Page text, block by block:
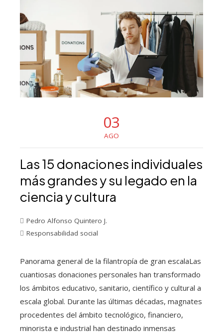
03
AGO
Las 15 donaciones individuales
más grandes y su legado en la
ciencia y cultura
Pedro Alfonso Quintero J.
Responsabilidad social
Panorama general de la filantropía de gran escalaLas
cuantiosas donaciones personales han transformado
los ámbitos educativo, sanitario, científico y cultural a
escala global. Durante las últimas décadas, magnates
procedentes del ámbito tecnológico, financiero,
minorista e industrial han destinado inmensas